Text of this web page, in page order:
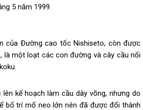
5 năm 1999.
của Đường cao tốc Nishiseto, còn được
là một loạt các con đường và cây cầu nối
kế hoạch làm cầu dây võng, nhưng do
bố trí mố neo lớn nên đã được đổi thành